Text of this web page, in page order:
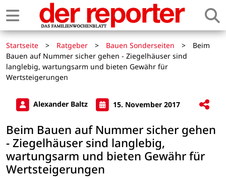
Startseite > Ratgeber > Bauen Sonderseiten >
Beim
Bauen auf Nummer sicher gehen - Ziegelhäuser sind
langlebig, wartungsarm und bieten Gewähr für
Wertsteigerungen
Alexander Baltz 15. November 2017
Beim Bauen auf Nummer sicher gehen
- Ziegelhäuser sind langlebig,
wartungsarm und bieten Gewähr für
Wertsteigerungen